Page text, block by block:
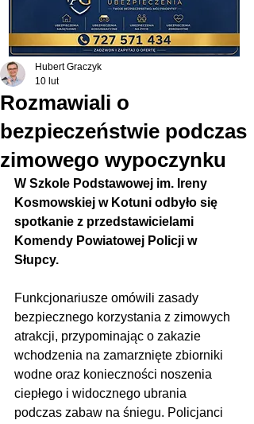
Rozmawiali o
bezpieczeństwie podczas
zimowego wypoczynku
Hubert Graczyk
10 lut
W Szkole Podstawowej im. Ireny
Kosmowskiej w Kotuni odbyło się
spotkanie z przedstawicielami
Komendy Powiatowej Policji w
Słupcy.
Funkcjonariusze omówili zasady
bezpiecznego korzystania z zimowych
atrakcji, przypominając o zakazie
wchodzenia na zamarznięte zbiorniki
wodne oraz konieczności noszenia
ciepłego i widocznego ubrania
podczas zabaw na śniegu. Policjanci